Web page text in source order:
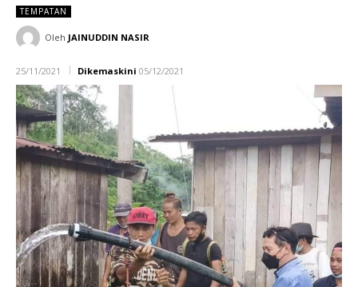
TEMPATAN
Oleh JAINUDDIN NASIR
25/11/2021 Dikemaskini 05/12/2021